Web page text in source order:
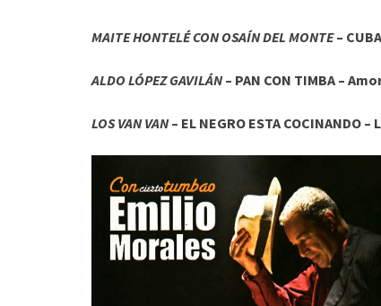
MAITE HONTELÉ CON OSAÍN DEL MONTE–
ALDO LÓPEZ GAVILÁN– PAN CON TIMBA –
LOS VAN VAN– EL NEGRO ESTA COCINANDO –